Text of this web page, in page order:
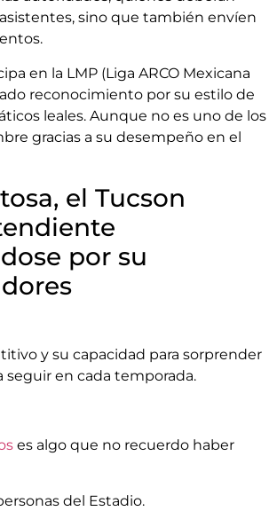
sino que también envíen
en la LMP (Liga ARCO Mexicana
reconocimiento por su estilo de
leales. Aunque no es uno de los
gracias a su desempeño en el
el Tucson
por su
y su capacidad para sorprender
en cada temporada.
es algo que no recuerdo haber
del Estadio.